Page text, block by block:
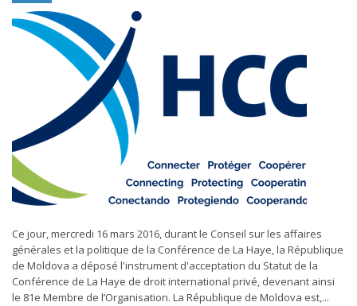
Ce jour, mercredi 16 mars 2016, durant le Conseil sur les affaires
générales et la politique de la Conférence de La Haye, la République
de Moldova a déposé l'instrument d'acceptation du Statut de la
Conférence de La Haye de droit international privé, devenant ainsi
le 81e Membre de l’Organisation. La République de Moldova est,...